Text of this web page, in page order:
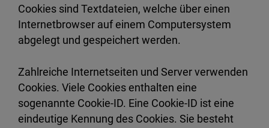
Cookies sind Textdateien, welche über einen
Internetbrowser auf einem Computersystem
abgelegt und gespeichert werden.
Zahlreiche Internetseiten und Server verwenden
Cookies. Viele Cookies enthalten eine
sogenannte Cookie-ID. Eine Cookie-ID ist eine
eindeutige Kennung des Cookies. Sie besteht